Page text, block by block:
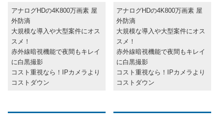
アナログHDの4K800万画素 屋
外防滴
大規模な導入や大型案件にオス
スメ！
赤外線暗視機能で夜間もキレイ
に白黒撮影
コスト重視なら！IPカメラより
コストダウン
アナログHDの4K800万画素 屋
外防滴
大規模な導入や大型案件にオス
スメ！
赤外線暗視機能で夜間もキレイ
に白黒撮影
コスト重視なら！IPカメラより
コストダウン